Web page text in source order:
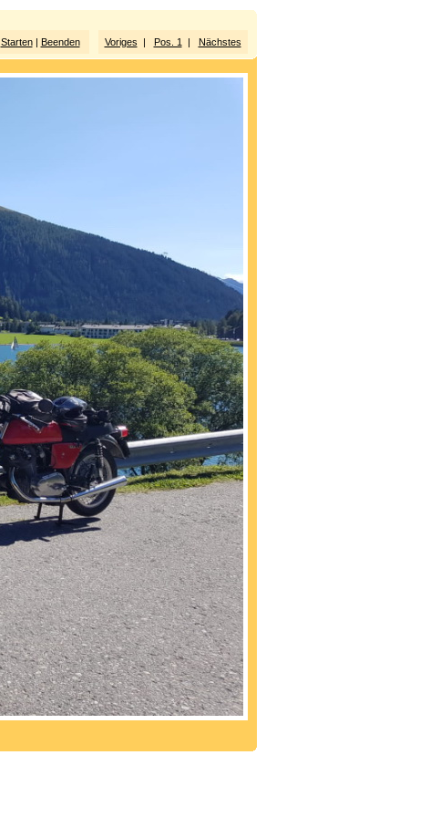
Starten| Beenden Voriges | Pos. 1 | Nächstes